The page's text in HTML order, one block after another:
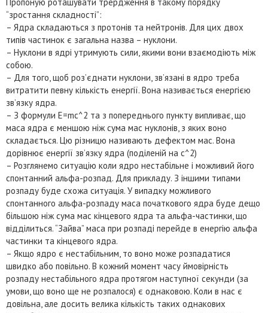
“зростання складності”:
– Ядра складаються з протонів та нейтронів. Для цих двох
типів частинок є загальна назва – нуклони.
– Нуклони в ядрі утримують сили, якими вони взаємодіють між
собою.
– Для того, щоб роз’єднати нуклони, зв’язані в ядро треба
витратити певну кількість енергії. Вона називається енергією
зв’язку ядра.
– З формули E=mc^2 та з попереднього пункту випливає, що
маса ядра є меншою ніж сума мас нуклонів, з яких воно
складається. Цю різницю називають дефектом мас. Вона
дорівнює енергії зв’язку ядра (поділеній на c^2)
– Розглянемо ситуацію коли ядро нестабільне і можливий його
спонтанний альфа-розпад. Для прикладу. З іншими типами
розпаду буде схожа ситуація. У випадку можливого
спонтанного альфа-розпаду маса початкового ядра буде дещо
більшою ніж сума мас кінцевого ядра та альфа-частинки, що
відділиться. “Зайва” маса при розпаді перейде в енергію альфа
частинки та кінцевого ядра.
– Якщо ядро є нестабільним, то воно може розпадатися
швидко або повільно. В кожний момент часу ймовірність
розпаду нестабільного ядра протягом наступної секунди (за
умови, що воно ще не розпалося) є однаковою. Коли в нас є
довільна, але досить велика кількість таких однакових